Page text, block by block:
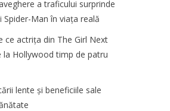
a traficului surprinde
Man în viața reală
ce actrița din The Girl Next
la Hollywood timp de patru
lente și beneficiile sale